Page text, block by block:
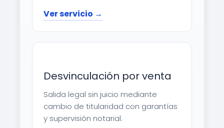
Ver servicio →
Desvinculación por venta
Salida legal sin juicio mediante
cambio de titularidad con garantías
y supervisión notarial.